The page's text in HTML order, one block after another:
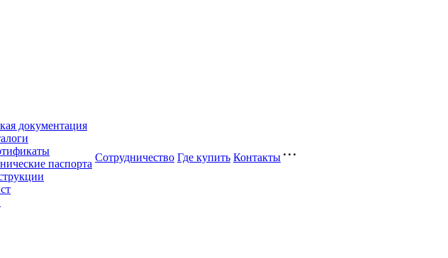
документация
паспорта
Сотрудничество Где купить Контакты